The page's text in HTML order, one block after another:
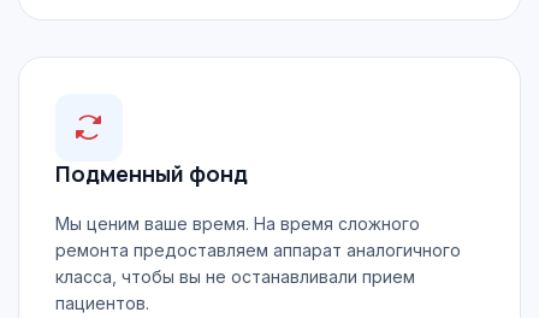
Подменный фонд
Мы ценим ваше время. На время сложного
ремонта предоставляем аппарат аналогичного
класса, чтобы вы не останавливали прием
пациентов.